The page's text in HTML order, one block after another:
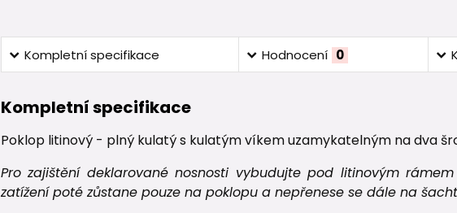
Kompletní specifikace Hodnocení 0
Kompletní specifikace
Poklop litinový - plný kulatý s kulatým víkem uzamykatelným na dva
Pro zajištění deklarované nosnosti vybudujte pod litinovým rámem
zatížení poté zůstane pouze na poklopu a nepřenese se dále na